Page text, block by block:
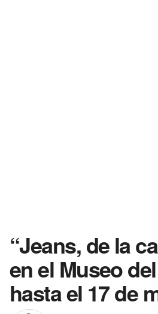
“Jeans, de la
en el Museo
hasta el 17 de